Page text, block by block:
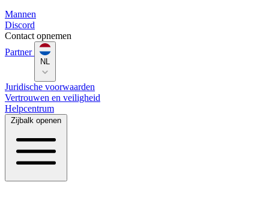
Mannen
Discord
Contact opnemen
Partner
NL
Juridische voorwaarden
Vertrouwen en veiligheid
Helpcentrum
Zijbalk openen